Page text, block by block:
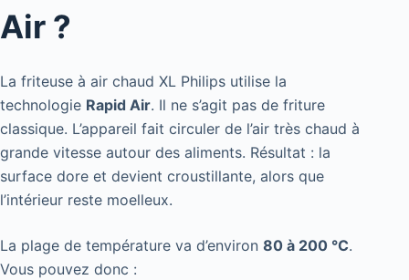
Air ?
La friteuse à air chaud XL Philips utilise la
technologie Rapid Air. Il ne s’agit pas de friture
classique. L’appareil fait circuler de l’air très chaud à
grande vitesse autour des aliments. Résultat : la
surface dore et devient croustillante, alors que
l’intérieur reste moelleux.
La plage de température va d’environ 80 à 200 °C.
Vous pouvez donc :